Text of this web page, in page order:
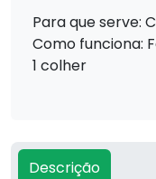
Para que serve:
Como funciona:
1 colher
Descrição